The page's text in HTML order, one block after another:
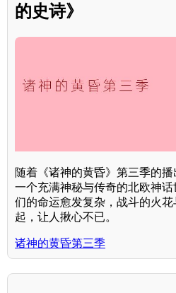
的史诗》
随着《诸神的黄昏》第三季的
一个充满神秘与传奇的北欧神
们的命运愈发复杂，战斗的火
起，让人揪心不已。
诸神的黄昏第三季